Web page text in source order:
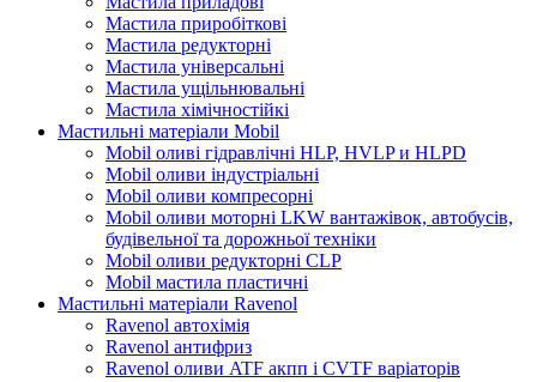
Мастила приробіткові
Мастила редукторні
Мастила універсальні
Мастила ущільнювальні
Мастила хімічностійкі
Мастильні матеріали Mobil
Mobil оливі гідравлічні HLP, HVLP и HLPD
Mobil оливи індустріальні
Mobil оливи компресорні
Mobil оливи моторні LKW вантажівок, автобусів,
будівельної та дорожньої техніки
Mobil оливи редукторні CLP
Mobil мастила пластичні
Мастильні матеріали Ravenol
Ravenol автохімія
Ravenol антифриз
Ravenol оливи ATF акпп і CVTF варіаторів